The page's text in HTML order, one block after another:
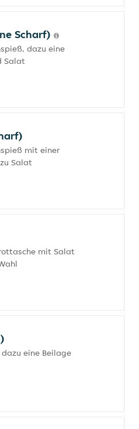
Scharf)
dazu eine
Salat
mit einer
Salat
mit Salat
eine Beilage